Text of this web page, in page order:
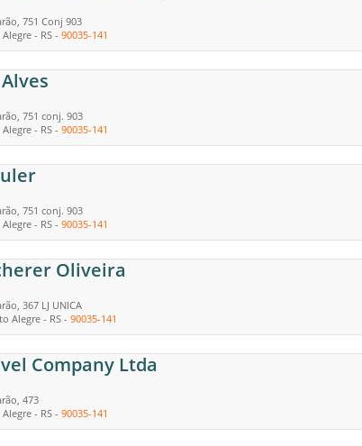
751 Conj 903
- RS - 90035-141
751 conj. 903
- RS - 90035-141
751 conj. 903
- RS - 90035-141
Oliveira
367 LJ UNICA
Alegre - RS - 90035-141
Company Ltda
473
- RS - 90035-141